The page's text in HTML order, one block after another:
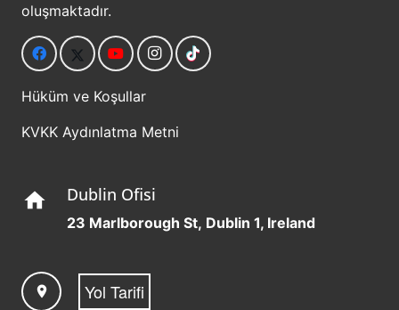
oluşmaktadır.
Hüküm ve Koşullar
KVKK Aydınlatma Metni
home Dublin Ofisi
23 Marlborough St, Dublin 1, Ireland
location_on Yol Tarifi